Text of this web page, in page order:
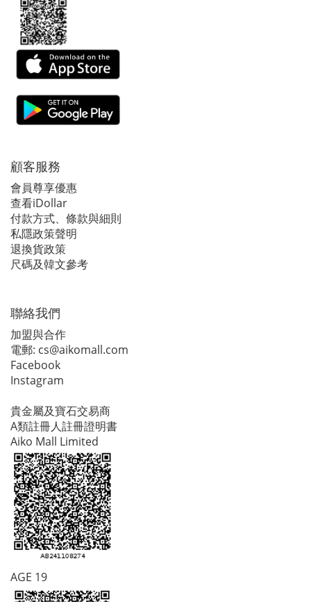
顧客服務
會員尊享優惠
查看iDollar
付款方式、條款與細則
私隱政策聲明
退換貨政策
尺碼及韓文參考
聯絡我們
加盟與合作
電郵: cs@aikomall.com
Facebook
Instagram
貴金屬及寶石交易商
A類註冊人註冊證明書
Aiko Mall Limited
AGE 19